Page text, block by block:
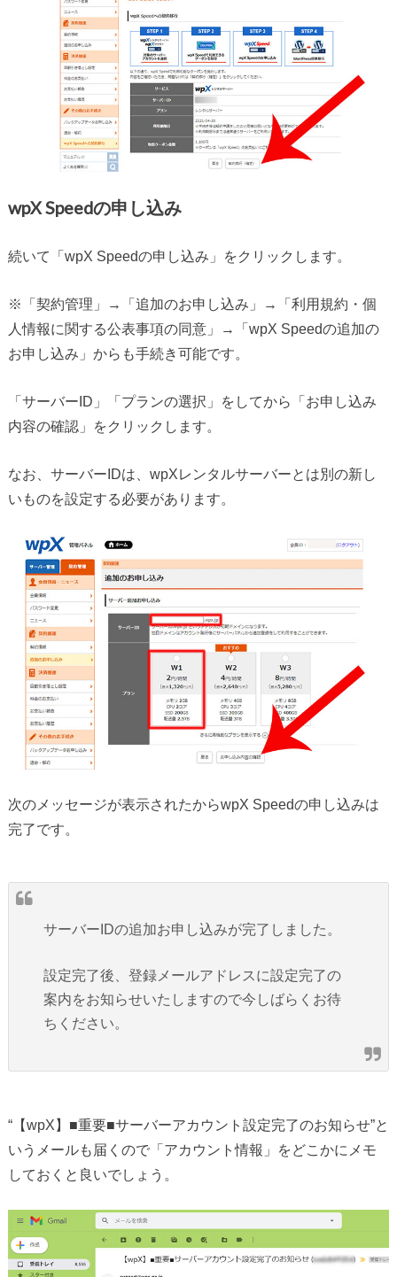
wpX Speedの申し込み
続いて「wpX Speedの申し込み」をクリックします。
※「契約管理」→「追加のお申し込み」→「利用規約・個
人情報に関する公表事項の同意」→「wpX Speedの追加の
お申し込み」からも手続き可能です。
「サーバーID」「プランの選択」をしてから「お申し込み
内容の確認」をクリックします。
なお、サーバーIDは、wpXレンタルサーバーとは別の新し
いものを設定する必要があります。
次のメッセージが表示されたからwpX Speedの申し込みは
完了です。
サーバーIDの追加お申し込みが完了しました。
設定完了後、登録メールアドレスに設定完了の
案内をお知らせいたしますので今しばらくお待
ちください。
“【wpX】■重要■サーバーアカウント設定完了のお知らせ”と
いうメールも届くので「アカウント情報」をどこかにメモ
しておくと良いでしょう。